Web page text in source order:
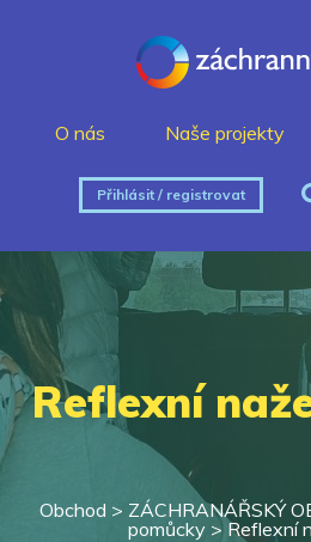
O nás Naše projekty
Přihlásit / registrovat
Reflexní
Obchod > ZÁCHRANÁŘSKÝ
pomůcky> Reflexní